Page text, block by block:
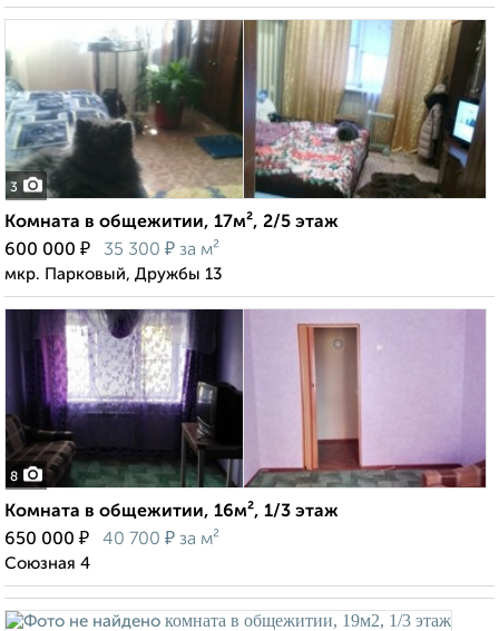
3
Комната в общежитии, 17м², 2/5 этаж
600 000 ₽ 35 300 ₽ за м²
мкр. Парковый, Дружбы 13
8
Комната в общежитии, 16м², 1/3 этаж
650 000 ₽ 40 700 ₽ за м²
Союзная 4